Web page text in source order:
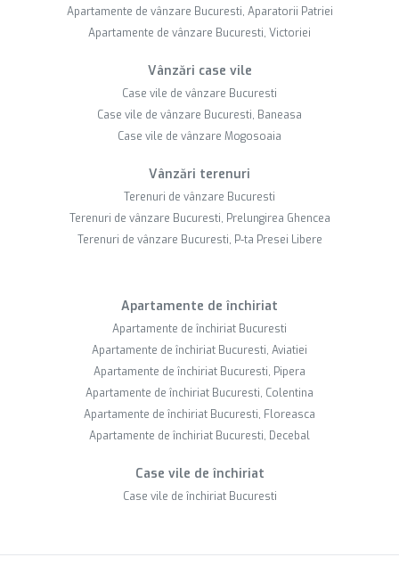
Apartamente de vânzare Bucuresti, Aparatorii Patriei
Apartamente de vânzare Bucuresti, Victoriei
Vânzări case vile
Case vile de vânzare Bucuresti
Case vile de vânzare Bucuresti, Baneasa
Case vile de vânzare Mogosoaia
Vânzări terenuri
Terenuri de vânzare Bucuresti
Terenuri de vânzare Bucuresti, Prelungirea Ghencea
Terenuri de vânzare Bucuresti, P-ta Presei Libere
Apartamente de închiriat
Apartamente de închiriat Bucuresti
Apartamente de închiriat Bucuresti, Aviatiei
Apartamente de închiriat Bucuresti, Pipera
Apartamente de închiriat Bucuresti, Colentina
Apartamente de închiriat Bucuresti, Floreasca
Apartamente de închiriat Bucuresti, Decebal
Case vile de închiriat
Case vile de închiriat Bucuresti